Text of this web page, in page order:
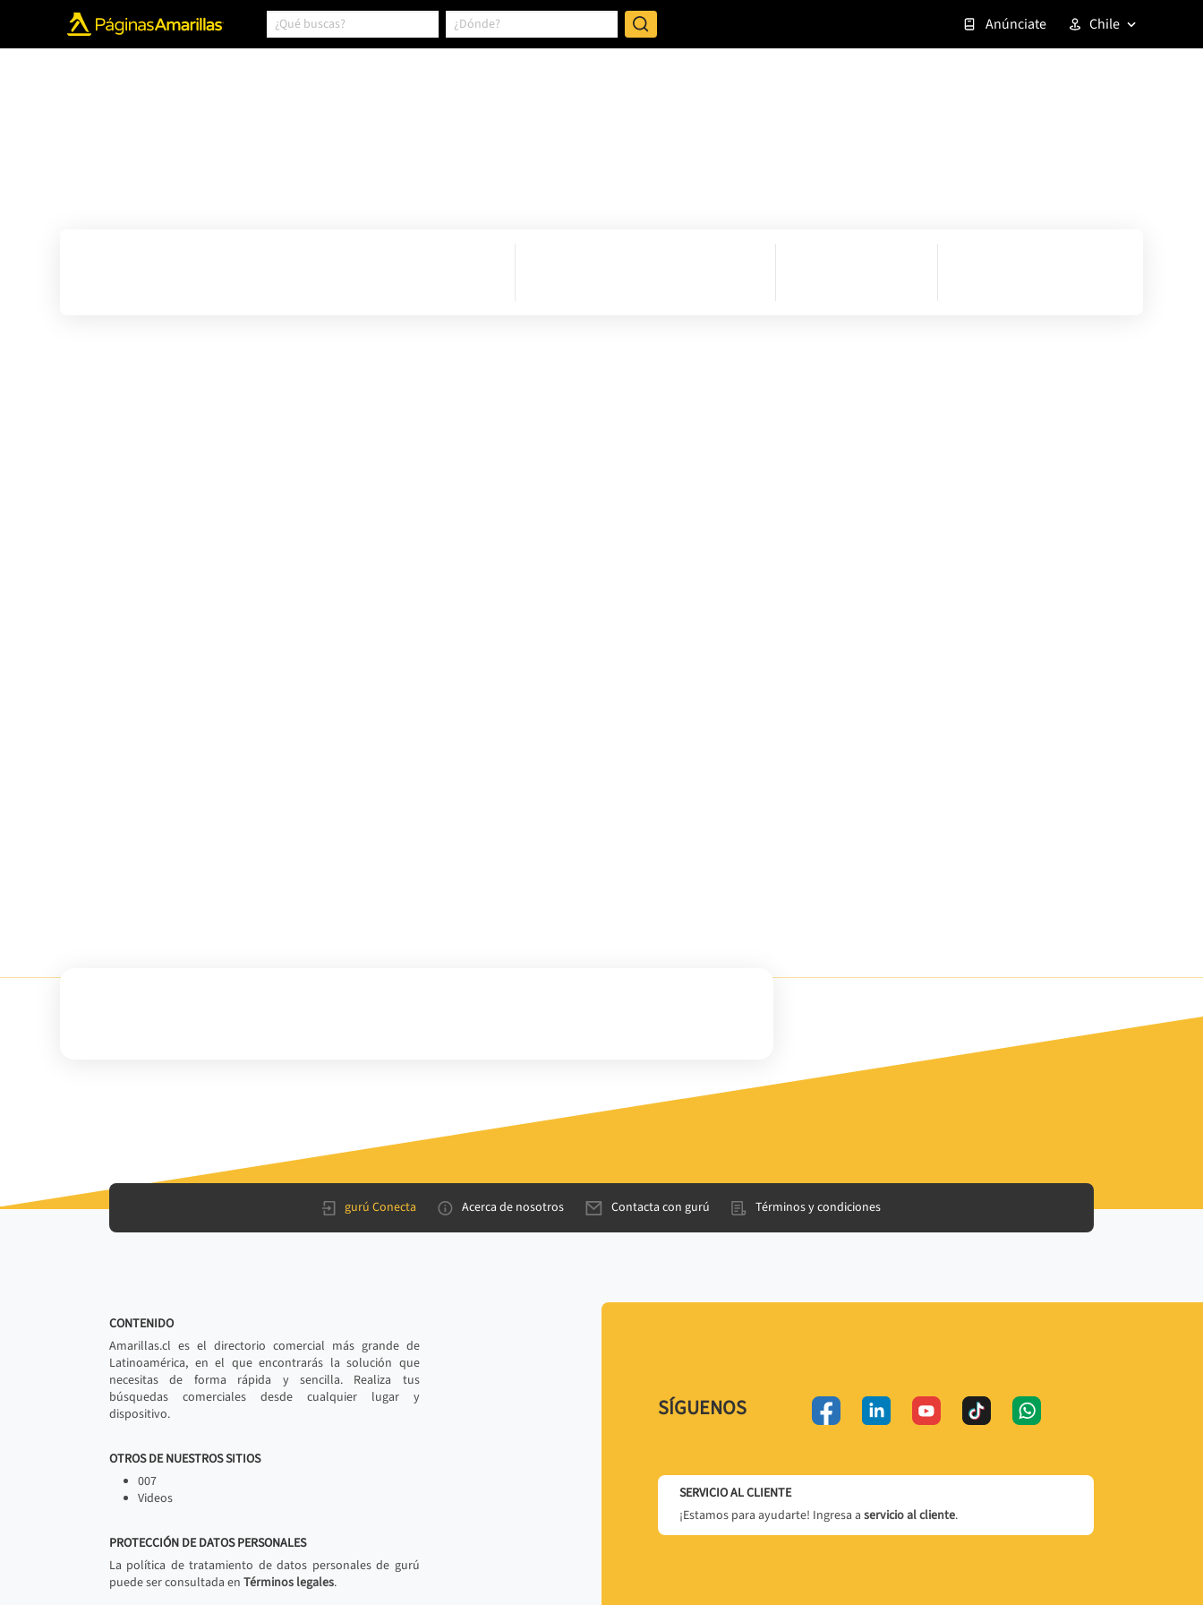
Anúnciate Chile
gurú Conecta Acerca de nosotros Contacta con gurú Términos y condiciones
CONTENIDO
Amarillas.cl es el directorio comercial más grande de
Latinoamérica, en el que encontrarás la solución que
necesitas de forma rápida y sencilla. Realiza tus
búsquedas comerciales desde cualquier lugar y
dispositivo.
OTROS DE NUESTROS SITIOS
007
Videos
PROTECCIÓN DE DATOS PERSONALES
La política de tratamiento de datos personales de gurú
puede ser consultada en Términos legales.
SÍGUENOS
SERVICIO AL CLIENTE
¡Estamos para ayudarte! Ingresa a servicio al cliente.